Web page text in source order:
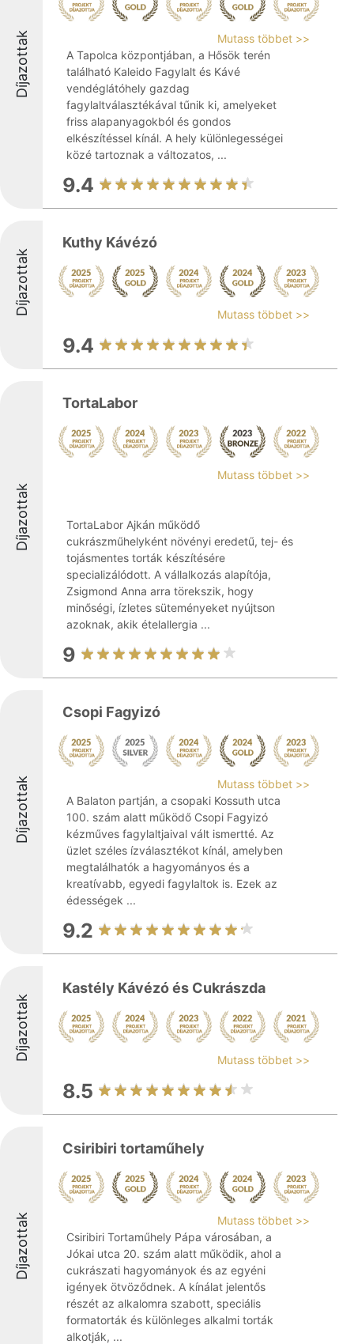
Díjazottak
Mutass többet >>
A Tapolca központjában, a Hősök terén
található Kaleido Fagylalt és Kávé
vendéglátóhely gazdag
fagylaltválasztékával tűnik ki, amelyeket
friss alapanyagokból és gondos
elkészítéssel kínál. A hely különlegességei
közé tartoznak a változatos, ...
9.4
Díjazottak
Kuthy Kávézó
Mutass többet >>
9.4
Díjazottak
TortaLabor
Mutass többet >>
TortaLabor Ajkán működő
cukrászműhelyként növényi eredetű, tej- és
tojásmentes torták készítésére
specializálódott. A vállalkozás alapítója,
Zsigmond Anna arra törekszik, hogy
minőségi, ízletes süteményeket nyújtson
azoknak, akik ételallergia ...
9
Díjazottak
Csopi Fagyizó
Mutass többet >>
A Balaton partján, a csopaki Kossuth utca
100. szám alatt működő Csopi Fagyizó
kézműves fagylaltjaival vált ismertté. Az
üzlet széles ízválasztékot kínál, amelyben
megtalálhatók a hagyományos és a
kreatívabb, egyedi fagylaltok is. Ezek az
édességek ...
9.2
Díjazottak
Kastély Kávézó és Cukrászda
Mutass többet >>
8.5
Díjazottak
Csiribiri tortaműhely
Mutass többet >>
Csiribiri Tortaműhely Pápa városában, a
Jókai utca 20. szám alatt működik, ahol a
cukrászati hagyományok és az egyéni
igények ötvöződnek. A kínálat jelentős
részét az alkalomra szabott, speciális
formatorták és különleges alkalmi torták
alkotják, ...